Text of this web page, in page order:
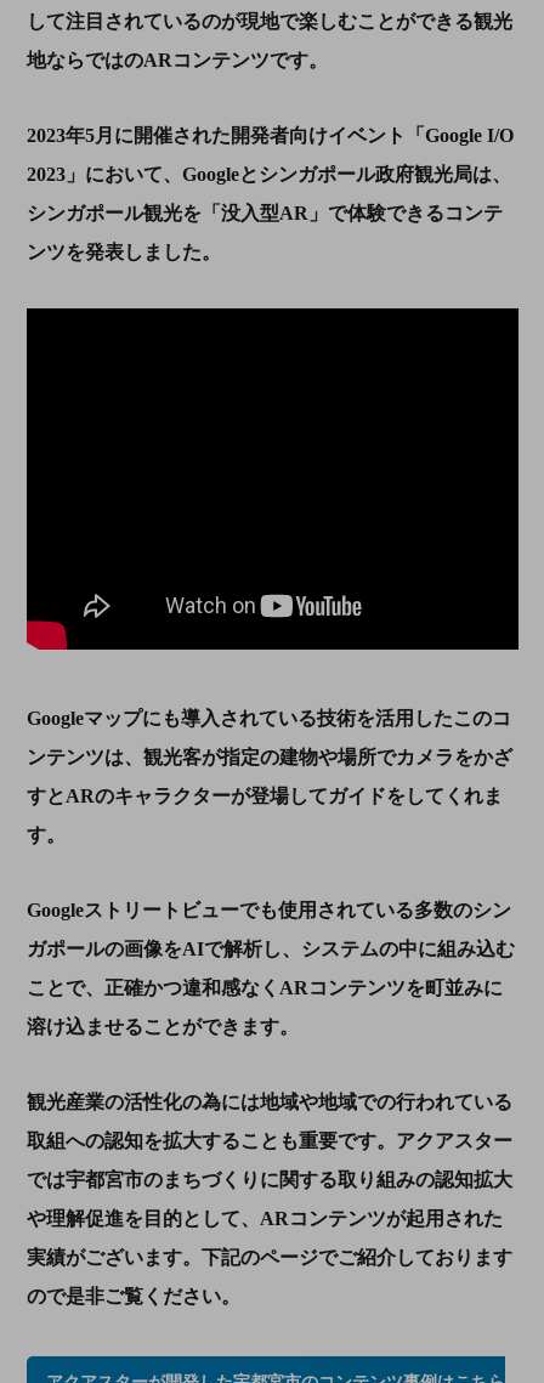
して注目されているのが現地で楽しむことができる観光
地ならではのARコンテンツです。
2023年5月に開催された開発者向けイベント「 Google I/O
2023」において、 Googleとシンガポール政府観光局は、
シンガポール観光を「没入型AR 」で体験できるコンテ
ンツを発表しました。
Googleマップにも導入されている技術を活用したこのコ
ンテンツは、観光客が指定の建物や場所でカメラをかざ
すとARのキャラクターが登場してガイドをしてくれま
す。
Googleストリートビューでも使用されている多数のシン
ガポールの画像をAIで解析し、システムの中に組み込む
ことで、正確かつ違和感なく ARコンテンツを町並みに
溶け込ませることができます。
観光産業の活性化の為には地域や地域での行われている
取組への認知を拡大することも重要です。アクアスター
では宇都宮市のまちづくりに関する取り組みの認知拡大
や理解促進を目的として、 ARコンテンツが起用された
実績がございます。下記のページでご紹介しております
ので是非ご覧ください。